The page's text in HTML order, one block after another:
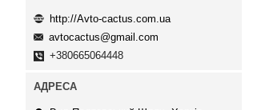
http://Avto-cactus.com.ua
avtocactus@gmail.com
+380665064448